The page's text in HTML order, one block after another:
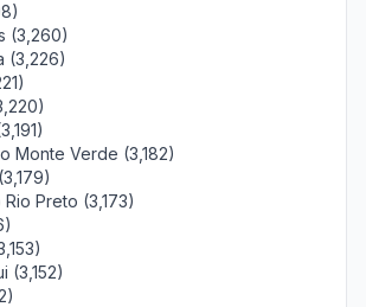
(3,260)
(3,226)
Monte Verde (3,182)
Preto (3,173)
(3,152)